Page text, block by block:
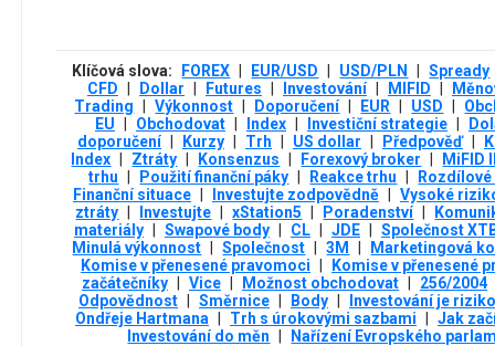
Klíčová slova: FOREX EUR/USD USD/PLN
Spready
CFD
Dollar Futures Investování MIFID
Trading
Výkonnost Doporučení EUR USD
EU
Obchodovat Index Investiční strategie
doporučení
Kurzy Trh US dollar Předpověď
Index
Ztráty Konsenzus Forexový broker
MiFID
trhu
Použití finanční páky Reakce trhu
Finanční situace
Investujte zodpovědně
Vysoké
ztráty
Investujte xStation5 Poradenství
materiály
Swapové body CL JDE
Společnost
Minulá výkonnost
Společnost 3М
Marketingová
Komise v přenesené pravomoci
Komise v přenesené
začátečníky
Vice Možnost obchodovat
256/2004
Odpovědnost
Směrnice Body
Investování je
Ondřeje Hartmana
Trh s úrokovými sazbami
Jak
Investování do měn
Nařízení Evropského